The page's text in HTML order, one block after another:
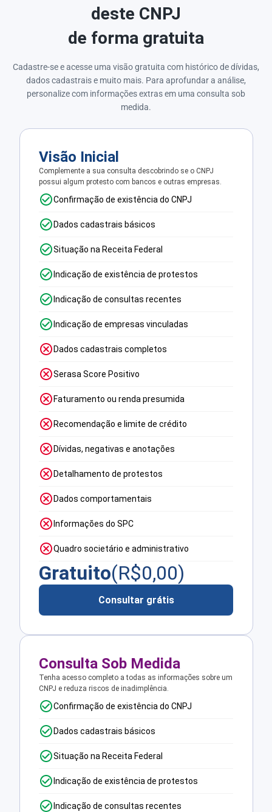
deste CNPJ
de forma gratuita
Cadastre-se e acesse uma visão gratuita com histórico de dívidas,
dados cadastrais e muito mais. Para aprofundar a análise,
personalize com informações extras em uma consulta sob
medida.
Visão Inicial
Complemente a sua consulta descobrindo se o CNPJ
possui algum protesto com bancos e outras empresas.
Confirmação de existência do CNPJ
Dados cadastrais básicos
Situação na Receita Federal
Indicação de existência de protestos
Indicação de consultas recentes
Indicação de empresas vinculadas
Dados cadastrais completos
Serasa Score Positivo
Faturamento ou renda presumida
Recomendação e limite de crédito
Dívidas, negativas e anotações
Detalhamento de protestos
Dados comportamentais
Informações do SPC
Quadro societário e administrativo
Gratuito(R$0,00)
Consultar grátis
Consulta Sob Medida
Tenha acesso completo a todas as informações sobre um
CNPJ e reduza riscos de inadimplência.
Confirmação de existência do CNPJ
Dados cadastrais básicos
Situação na Receita Federal
Indicação de existência de protestos
Indicação de consultas recentes